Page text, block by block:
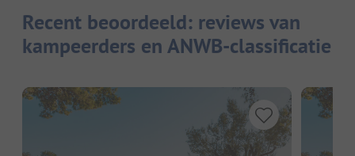
Recent beoordeeld: reviews van
kampeerders en ANWB-classificatie